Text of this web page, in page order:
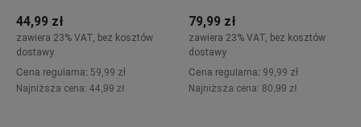
44,99 zł
zawiera 23% VAT, bez kosztów
dostawy
Cena regularna: 59,99 zł
Najniższa cena: 44,99 zł
79,99 zł
zawiera 23% VAT, bez kosztów
dostawy
Cena regularna: 99,99 zł
Najniższa cena: 80,99 zł